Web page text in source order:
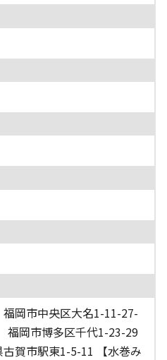
福岡市中央区大名1-11-27-
福岡市博多区千代1-23-29
古賀市駅東1-5-11 【水巻み